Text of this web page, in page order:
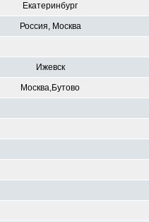
Екатеринбург
Россия, Москва
Ижевск
Москва,Бутово